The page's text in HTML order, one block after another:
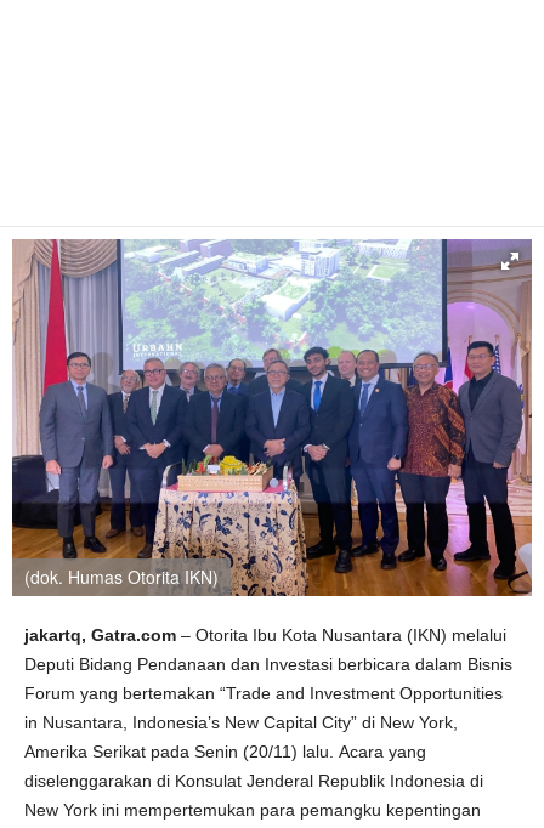
(dok. Humas Otorita IKN)
jakartq, Gatra.com – Otorita Ibu Kota Nusantara (IKN) melalui
Deputi Bidang Pendanaan dan Investasi berbicara dalam Bisnis
Forum yang bertemakan “Trade and Investment Opportunities
in Nusantara, Indonesia’s New Capital City” di New York,
Amerika Serikat pada Senin (20/11) lalu. Acara yang
diselenggarakan di Konsulat Jenderal Republik Indonesia di
New York ini mempertemukan para pemangku kepentingan